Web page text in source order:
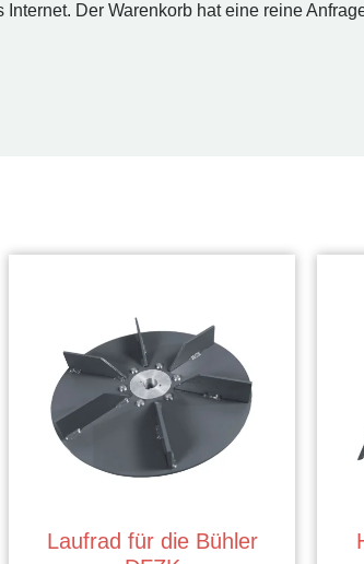
Der Warenkorb hat eine reine
Laufrad für die Bühler